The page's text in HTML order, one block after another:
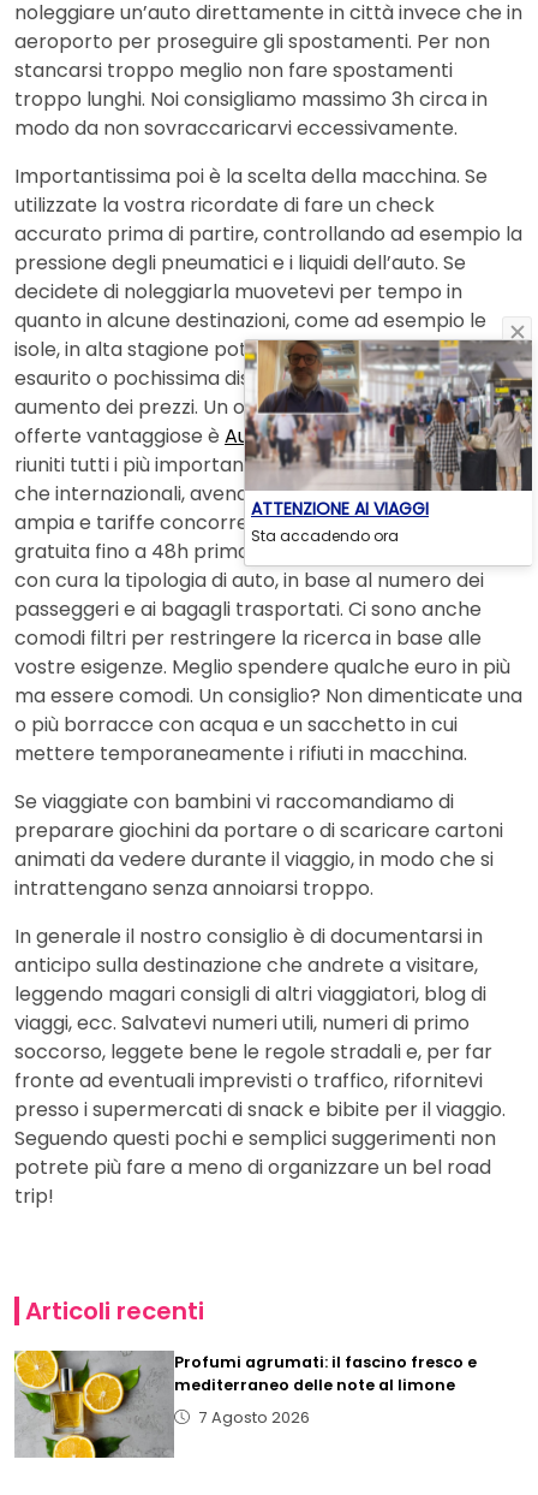
noleggiare un’auto direttamente in città invece che in
aeroporto per proseguire gli spostamenti. Per non
stancarsi troppo meglio non fare spostamenti
troppo lunghi. Noi consigliamo massimo 3h circa in
modo da non sovraccaricarvi eccessivamente.
Importantissima poi è la scelta della macchina. Se
utilizzate la vostra ricordate di fare un check
accurato prima di partire, controllando ad esempio la
pressione degli pneumatici e i liquidi dell’auto. Se
decidete di noleggiarla muovetevi per tempo in
quanto in alcune destinazioni, come ad esempio le
isole, in alta stagione potrebbe esserci il tutto
esaurito o pochissima disponibilità con conseguente
aumento dei prezzi. Un ottimo sito in cui trovare
offerte vantaggiose è Auto Europe. Qui trovate infatti
riuniti tutti i più importanti noleggiatori sia nazionali
che internazionali, avendo quindi una scelta molto
ampia e tariffe concorrenziali, con cancellazione
gratuita fino a 48h prima del ritiro. Selezionate poi
con cura la tipologia di auto, in base al numero dei
passeggeri e ai bagagli trasportati. Ci sono anche
comodi filtri per restringere la ricerca in base alle
vostre esigenze. Meglio spendere qualche euro in più
ma essere comodi. Un consiglio? Non dimenticate una
o più borracce con acqua e un sacchetto in cui
mettere temporaneamente i rifiuti in macchina.
Se viaggiate con bambini vi raccomandiamo di
preparare giochini da portare o di scaricare cartoni
animati da vedere durante il viaggio, in modo che si
intrattengano senza annoiarsi troppo.
In generale il nostro consiglio è di documentarsi in
anticipo sulla destinazione che andrete a visitare,
leggendo magari consigli di altri viaggiatori, blog di
viaggi, ecc. Salvatevi numeri utili, numeri di primo
soccorso, leggete bene le regole stradali e, per far
fronte ad eventuali imprevisti o traffico, rifornitevi
presso i supermercati di snack e bibite per il viaggio.
Seguendo questi pochi e semplici suggerimenti non
potrete più fare a meno di organizzare un bel road
trip!
Articoli recenti
Profumi agrumati: il fascino fresco e
mediterraneo delle note al limone
7 Agosto 2026
ATTENZIONE AI VIAGGI
Sta accadendo ora